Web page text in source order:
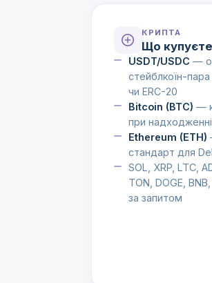
КРИПТА
Що
USDT/USDC —
стейблкоїн-пара
чи ERC-20
Bitcoin (BTC) —
при
Ethereum (ETH)
стандарт для
SOL, XRP, LTC,
TON, DOGE,
за запитом